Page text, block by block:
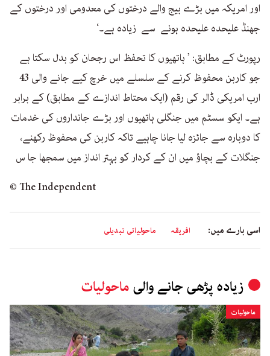
اور امریکہ میں بڑے بیج والے درختوں کی معدومی اور درختوں کے
جھنڈ علیحدہ علیحدہ ہونے سے زیادہ ہے۔‘
رپورٹ کے مطابق: ’ ہاتھیوں کا تحفظ اس رجحان کو بدل سکتا ہے
جو کاربن محفوظ کرنے کے سلسلے میں خرچ کیے جانے والی 43
ارب امریکی ڈالر کی رقم (ایک محتاط اندازے کے مطابق) کے برابر
ہے۔ ایکو سسٹم میں جنگلی ہاتھیوں اور بڑے جانداروں کی خدمات
کا دوبارہ سے جائزہ لیا جانا چاہیے تاکہ کاربن کی محفوظ رکھنے،
جنگلات کے بچاؤ میں ان کے کردار کو بہتر انداز میں سمجھا جا س
© The Independent
اسی بارے میں: افریقہ ماحولیاتی تبدیلی
زیادہ پڑھی جانے والی ماحولیات
ماحولیات